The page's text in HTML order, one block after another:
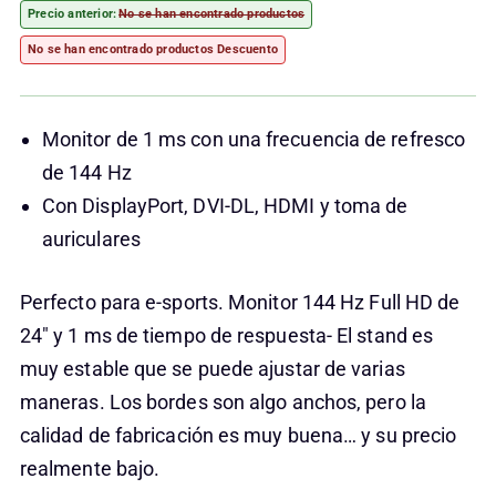
Precio anterior:No se han encontrado productos
No se han encontrado productosDescuento
Monitor de 1 ms con una frecuencia de refresco
de 144 Hz
Con DisplayPort, DVI-DL, HDMI y toma de
auriculares
Perfecto para e-sports. Monitor 144 Hz Full HD de
24″ y 1 ms de tiempo de respuesta- El stand es
muy estable que se puede ajustar de varias
maneras. Los bordes son algo anchos, pero la
calidad de fabricación es muy buena… y su precio
realmente bajo.